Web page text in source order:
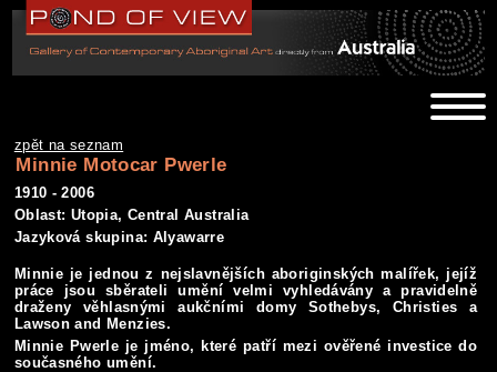
zpět na seznam
Minnie Motocar Pwerle
1910 - 2006
Oblast: Utopia, Central Australia
Jazyková skupina: Alyawarre
Minnie je jednou z nejslavnějších aboriginských malířek, jejíž
práce jsou sběrateli umění velmi vyhledávány a pravidelně
draženy věhlasnými aukčními domy Sothebys, Christies a
Lawson and Menzies.
Minnie Pwerle je jméno, které patří mezi ověřené investice do
současného umění.